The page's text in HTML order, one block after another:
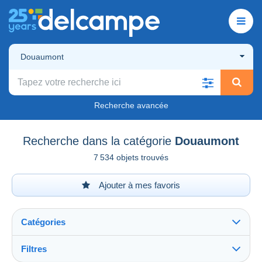
Douaumont
Recherche avancée
Recherche dans la catégorie Douaumont
7 534 objets trouvés
Ajouter à mes favoris
Catégories
Filtres